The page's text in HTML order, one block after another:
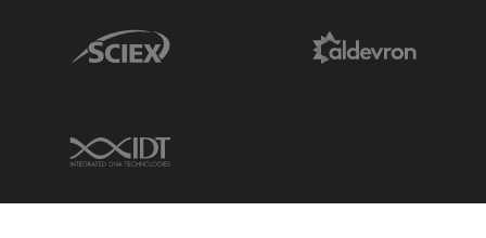
Sciex Link
IDT Link